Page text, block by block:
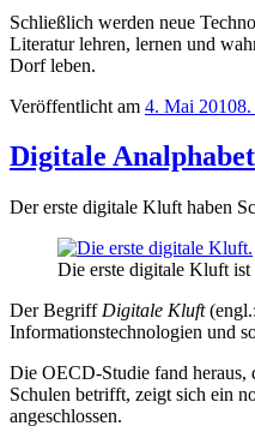
Schließlich werden neue
Literatur lehren, lernen und
Dorf leben.
Veröffentlicht am 4. Mai 20108.
Digitale
Der erste digitale Kluft haben
Die erste digitale Kluft
Der Begriff Digitale Kluft
Informationstechnologien und
Die OECD-Studie fand heraus,
Schulen betrifft, zeigt sich ein
angeschlossen.